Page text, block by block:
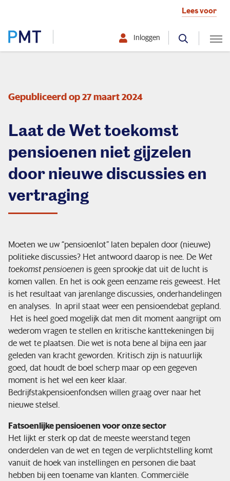
Lees voor
Deelnemer
Over PMT
Inloggen
Organisatie
Financiële situatie
Nieuws & pers
Service & contact
Gepubliceerd op 27 maart 2024
Laat de Wet toekomst
pensioenen niet gijzelen
door nieuwe discussies en
vertraging
Moeten we uw “pensioenlot” laten bepalen door (nieuwe)
politieke discussies? Het antwoord daarop is nee. De Wet
toekomst pensioenen is geen sprookje dat uit de lucht is
komen vallen. En het is ook geen eenzame reis geweest. Het
is het resultaat van jarenlange discussies, onderhandelingen
en analyses. In april staat weer een pensioendebat gepland.
Het is heel goed mogelijk dat men dit moment aangrijpt om
wederom vragen te stellen en kritische kanttekeningen bij
de wet te plaatsen. Die wet is nota bene al bijna een jaar
geleden van kracht geworden. Kritisch zijn is natuurlijk
goed, dat houdt de boel scherp maar op een gegeven
moment is het wel een keer klaar.
Bedrijfstakpensioenfondsen willen graag over naar het
nieuwe stelsel.
Fatsoenlijke pensioenen voor onze sector
Het lijkt er sterk op dat de meeste weerstand tegen
onderdelen van de wet en tegen de verplichtstelling komt
vanuit de hoek van instellingen en personen die baat
hebben bij een toename van klanten. Commerciële